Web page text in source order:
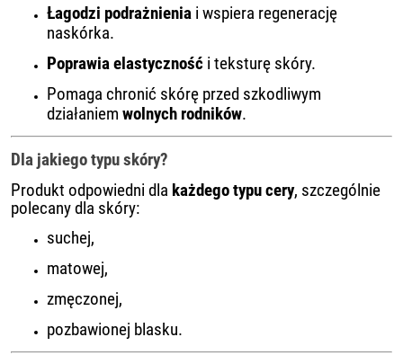
Łagodzi podrażnienia i wspiera regenerację
naskórka.
Poprawia elastyczność i teksturę skóry.
Pomaga chronić skórę przed szkodliwym
działaniem wolnych rodników.
Dla jakiego typu skóry?
Produkt odpowiedni dla każdego typu cery, szczególnie
polecany dla skóry:
suchej,
matowej,
zmęczonej,
pozbawionej blasku.